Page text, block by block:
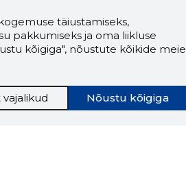
täiustamiseks,
pakkumiseks ja oma liikluse
kõigiga", nõustute kõikide meie
Nõustu kõigiga